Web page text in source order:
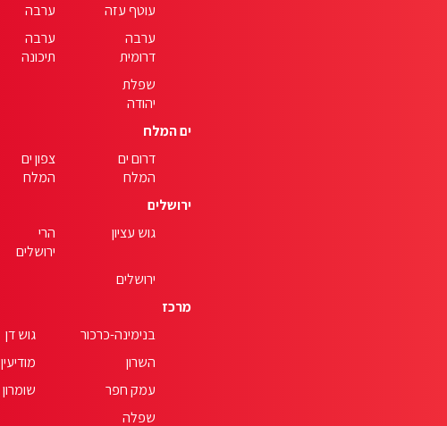
עוטף עזה
ערבה
ערבה
דרומית
ערבה
תיכונה
שפלת
יהודה
ים המלח
דרום ים
המלח
צפון ים
המלח
ירושלים
גוש עציון
הרי
ירושלים
ירושלים
מרכז
בנימינה-כרכור
גוש דן
השרון
מודיעין
עמק חפר
שומרון
שפלה